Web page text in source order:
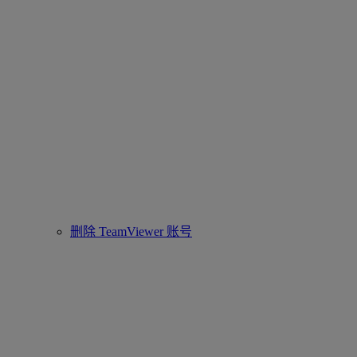
删除 TeamViewer 账号